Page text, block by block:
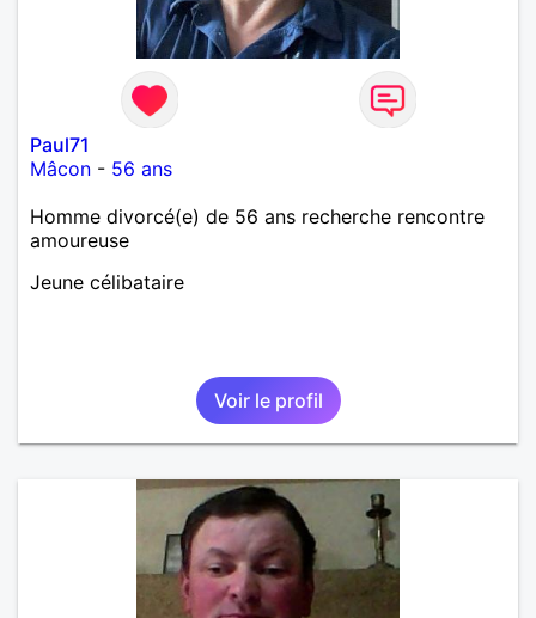
Paul71
Mâcon - 56 ans
Homme divorcé(e) de 56 ans recherche rencontre
amoureuse
Jeune célibataire
Voir le profil